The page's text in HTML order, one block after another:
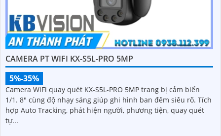
CAMERA PT WIFI KX-S5L-PRO 5MP
5%-35%
Camera WiFi quay quét KX-S5L-PRO 5MP trang bị cảm biến
1/1. 8" cùng độ nhạy sáng giúp ghi hình ban đêm siêu rõ. Tích
hợp Auto Tracking, phát hiện người, phương tiện, quay quét
tự...